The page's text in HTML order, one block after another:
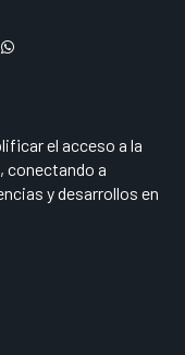
el acceso a la
conectando a
y desarrollos en